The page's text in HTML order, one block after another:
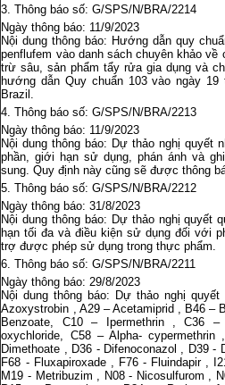
Thông báo số: G/SPS/N/BRA/2214
Ngày thông báo: 11/9/2023
Nội dung thông báo: Hướng dẫn quy
penflufem vào danh sách chuyên khảo
trừ sâu, sản phẩm tẩy rửa gia dụng và
hướng dẫn Quy chuẩn 103 vào ngày 19
Brazil.
Thông báo số: G/SPS/N/BRA/2213
Ngày thông báo: 11/9/2023
Nội dung thông báo: Dự thảo nghị quyết
phần, giới hạn sử dụng, phán ánh và
sung. Quy định này cũng sẽ được thông
Thông báo số: G/SPS/N/BRA/2212
Ngày thông báo: 31/8/2023
Nội dung thông báo: Dự thảo nghị quyết
hạn tối đa và điều kiện sử dụng đối với
trợ được phép sử dụng trong thực phẩm.
Thông báo số: G/SPS/N/BRA/2211
Ngày thông báo: 29/8/2023
Nội dung thông báo: Dự thảo nghị
Azoxystrobin , A29 – Acetamiprid , B46 –
Benzoate, C10 – Ipermethrin , C36
oxychloride, C58 – Alpha-
Dimethoate , D36 - Difenoconazol , D39 -
F68 - Fluxapiroxade , F76 - Fluindapir ,
M19 - Metribuzim , N08 - Nicosulfurom ,